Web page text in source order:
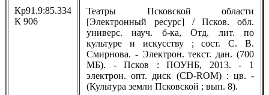
Кр91.9:85.334
К 906
Театры Псковской области
[Электронный ресурс] / Псков. обл.
универс. науч. б-ка, Отд. лит. по
культуре и искусству ; сост. С. В.
Смирнова. - Электрон. текст. дан. (700
МБ). - Псков : ПОУНБ, 2013. - 1
электрон. опт. диск (CD-ROM) : цв. -
(Культура земли Псковской ; вып. 8).